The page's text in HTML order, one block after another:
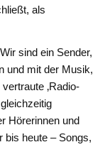
als
sind ein Sender,
und mit der Musik,
‚Radio-
Hörerinnen und
bis heute – Songs,